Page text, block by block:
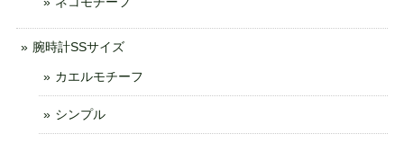
腕時計SSサイズ
カエルモチーフ
シンプル